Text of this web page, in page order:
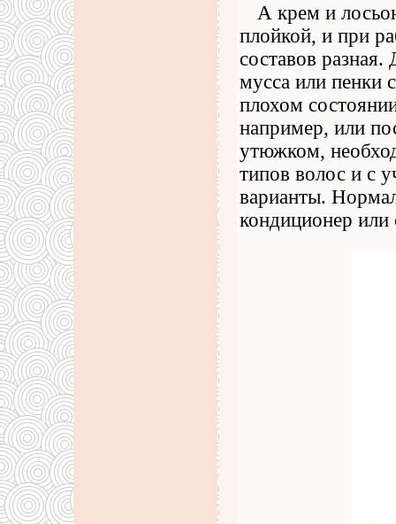
А крем и
плойкой, и при
составов
мусса или пенки
плохом
например, или
утюжком,
типов волос и с
варианты.
кондиционер